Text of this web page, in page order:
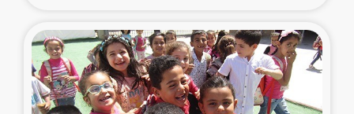
スリランカ南部洪水被災者支援
スリランカの南北女性をつなぐサリー・リサイクル・プロ
ジェクト